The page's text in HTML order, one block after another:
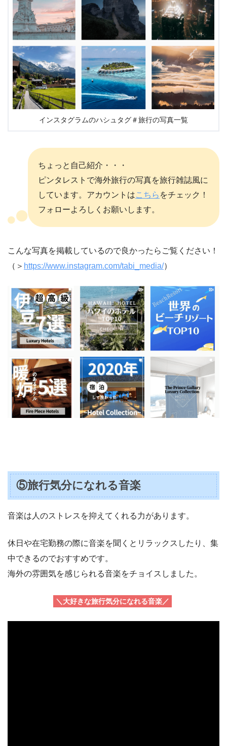
インスタグラムのハシュタグ＃旅行の写真一覧
ちょっと自己紹介・・・
ピンタレストで海外旅行の写真を旅行雑誌風に
しています。アカウントはこちら をチェック！
フォローよろしくお願いします。
こんな写真を掲載しているので良かったらご覧ください！
（＞ https://www.instagram.com/tabi_media/）
⑤旅行気分になれる音楽
音楽は人のストレスを抑えてくれる力があります。
休日や在宅勤務の際に音楽を聞くとリラックスしたり、集
中できるのでおすすめです。
海外の雰囲気を感じられる音楽をチョイスしました。
＼大好きな旅行気分になれる音楽／